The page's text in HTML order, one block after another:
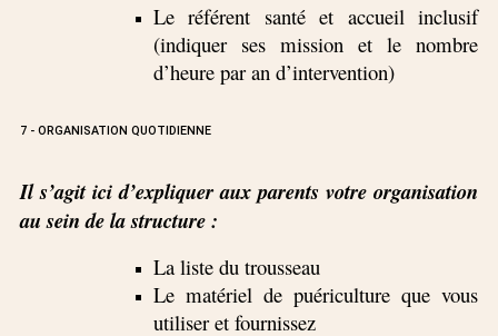
Le référent santé et accueil inclusif
(indiquer ses mission et le nombre
d’heure par an d’intervention)
7 - ORGANISATION QUOTIDIENNE
Il s’agit ici d’expliquer aux parents votre organisation
au sein de la structure :
La liste du trousseau
Le matériel de puériculture que vous
utiliser et fournissez